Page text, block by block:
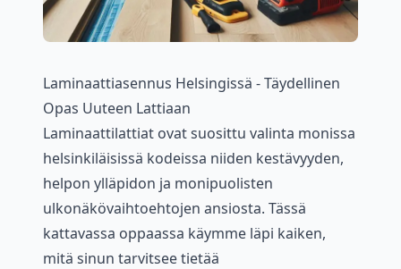
Laminaattiasennus Helsingissä - Täydellinen
Opas Uuteen Lattiaan
Laminaattilattiat ovat suosittu valinta monissa
helsinkiläisissä kodeissa niiden kestävyyden,
helpon ylläpidon ja monipuolisten
ulkonäkövaihtoehtojen ansiosta. Tässä
kattavassa oppaassa käymme läpi kaiken,
mitä sinun tarvitsee tietää